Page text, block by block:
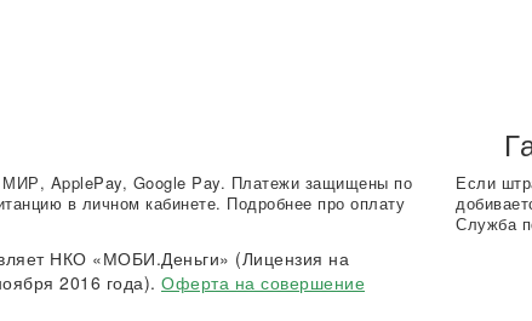
ApplePay, Google Pay. Платежи защищены по
в личном кабинете. Подробнее про оплату
НКО «МОБИ.Деньги» (Лицензия на
2016 года). Оферта на совершение
Если
Служба